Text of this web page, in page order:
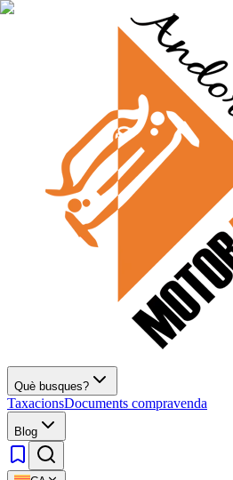
Què busques?
TaxacionsDocuments compravenda
Blog